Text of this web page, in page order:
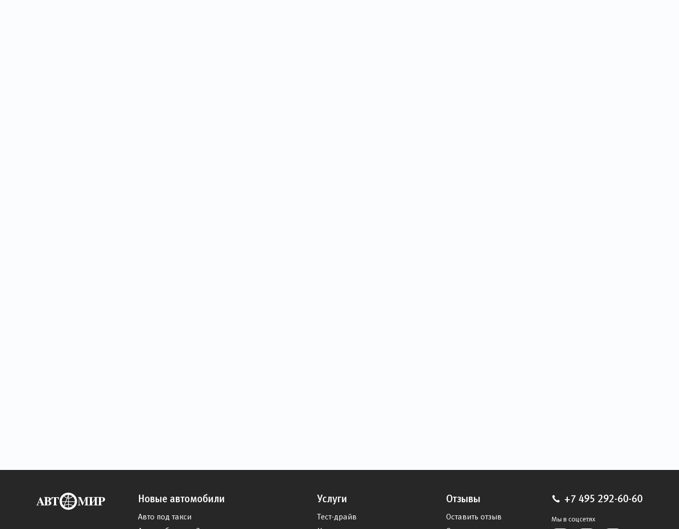
Новые автомобили
Авто под такси
Услуги
Тест-драйв
Отзывы
Оставить отзыв
+7 495 292-60-60
Мы в соцсетях